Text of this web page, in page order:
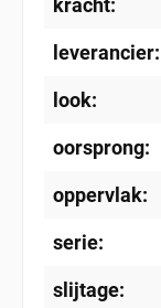
kracht:
leverancier:
look:
oorsprong:
oppervlak:
serie:
slijtage: